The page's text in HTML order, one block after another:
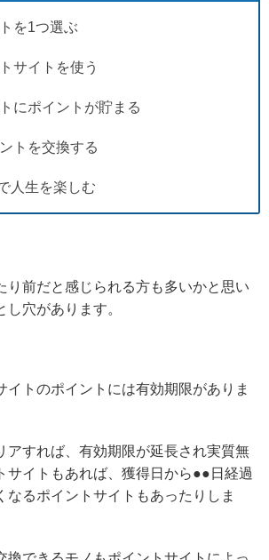
を1つ選ぶ
サイトを使う
にポイントが貯まる
トを交換する
人生を楽しむ
り前だと感じられる方も多いかと思い
し穴があります。
イトのポイントには有効期限がありま
アすれば、有効期限が延長され実質無
サイトもあれば、獲得日から●●日経過
なるポイントサイトもあったりしま